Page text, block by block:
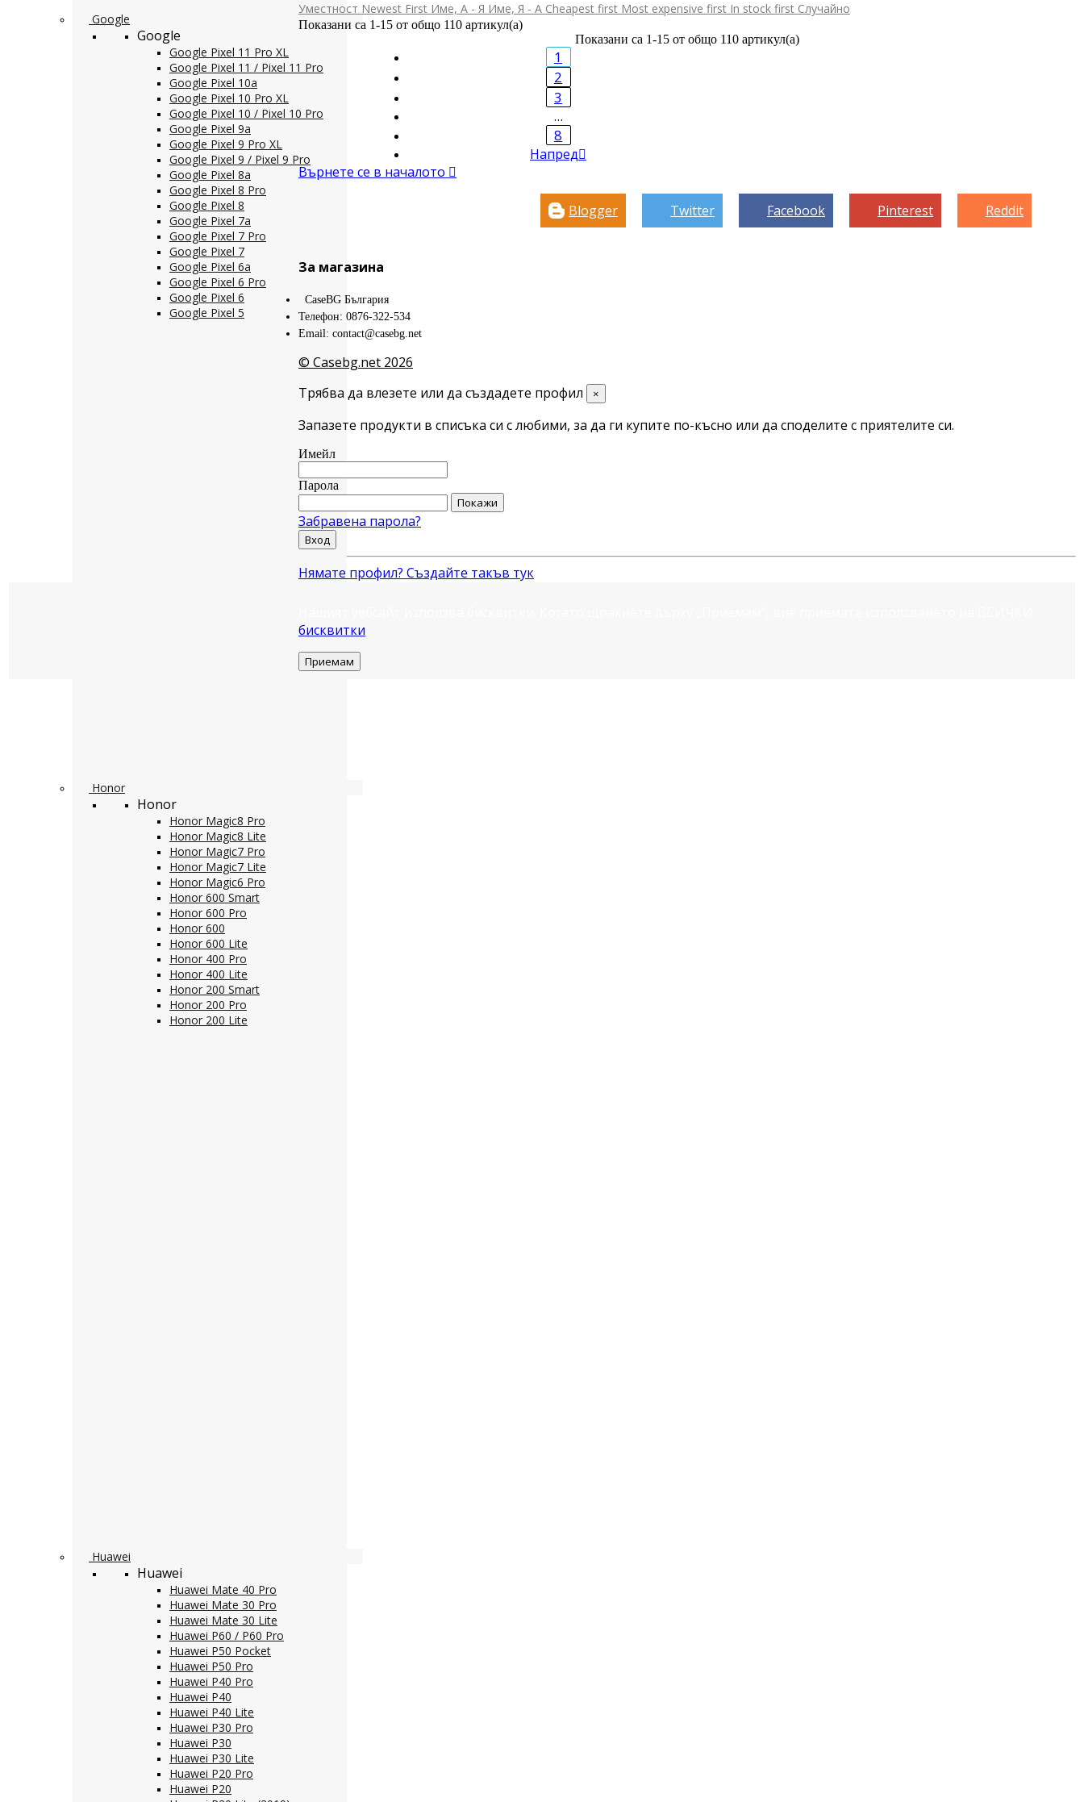
Google
Google
Google Pixel 11 Pro XL
Google Pixel 11 / Pixel 11 Pro
Google Pixel 10a
Google Pixel 10 Pro XL
Google Pixel 10 / Pixel 10 Pro
Google Pixel 9a
Google Pixel 9 Pro XL
Google Pixel 9 / Pixel 9 Pro
Google Pixel 8a
Google Pixel 8 Pro
Google Pixel 8
Google Pixel 7a
Google Pixel 7 Pro
Google Pixel 7
Google Pixel 6a
Google Pixel 6 Pro
Google Pixel 6
Google Pixel 5
Honor
Honor
Honor Magic8 Pro
Honor Magic8 Lite
Honor Magic7 Pro
Honor Magic7 Lite
Honor Magic6 Pro
Honor 600 Smart
Honor 600 Pro
Honor 600
Honor 600 Lite
Honor 400 Pro
Honor 400 Lite
Honor 200 Smart
Honor 200 Pro
Honor 200 Lite
Huawei
Huawei
Huawei Mate 40 Pro
Huawei Mate 30 Pro
Huawei Mate 30 Lite
Huawei P60 / P60 Pro
Huawei P50 Pocket
Huawei P50 Pro
Huawei P40 Pro
Huawei P40
Huawei P40 Lite
Huawei P30 Pro
Huawei P30
Huawei P30 Lite
Huawei P20 Pro
Huawei P20
Уместност Newest First Име, А - Я Име, Я - А Cheapest first Most expensive first In stock first Случайно
Показани са 1-15 от общо 110 артикул(а)
Показани са 1-15 от общо 110 артикул(а)
1
2
3
…
8
Напред
Върнете се в началото 
Blogger Twitter Facebook Pinterest Reddit
За магазина
CaseBG България
Телефон: 0876-322-534
Email: contact@casebg.net
© Casebg.net 2026
Трябва да влезете или да създадете профил
×
Запазете продукти в списъка си с любими, за да ги купите по-късно или да споделите с приятелите си.
Имейл
Парола
Покажи
Забравена парола?
Вход
Нямате профил? Създайте такъв тук
бисквитки
Приемам